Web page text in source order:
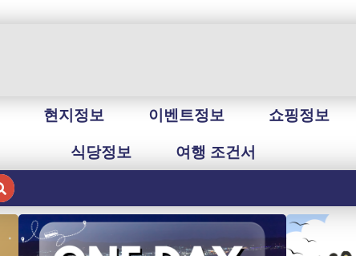
현지정보 이벤트정보 쇼핑정보
식당정보
여행 조건서